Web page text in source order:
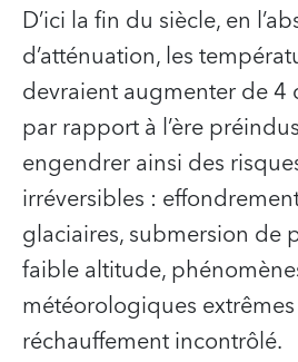
D’ici la fin du siècle, en
d’atténuation, les
devraient augmenter de 4
par rapport à l’ère
engendrer ainsi des
irréversibles :
glaciaires, submersion de
faible altitude,
météorologiques
réchauffement incontrôlé.